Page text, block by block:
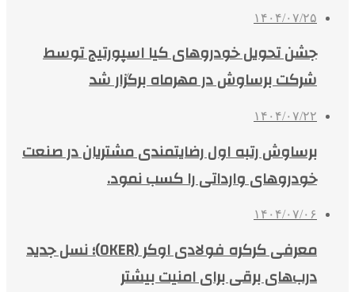
۱۴۰۴/۰۷/۲۵
جشن تحویل خودروهای کیا اسپورتیج توسط
شرکت برساوش در مهرماه برگزار شد
۱۴۰۴/۰۷/۲۲
برساوش رتبه اول رضایتمندی مشتریان در صنعت
خودروهای وارداتی را کسب نمود.
۱۴۰۴/۰۷/۰۶
معرفی کرکره فولادی اوکر (OKER)؛ نسل جدید
درب‌های برقی برای امنیت بیشتر